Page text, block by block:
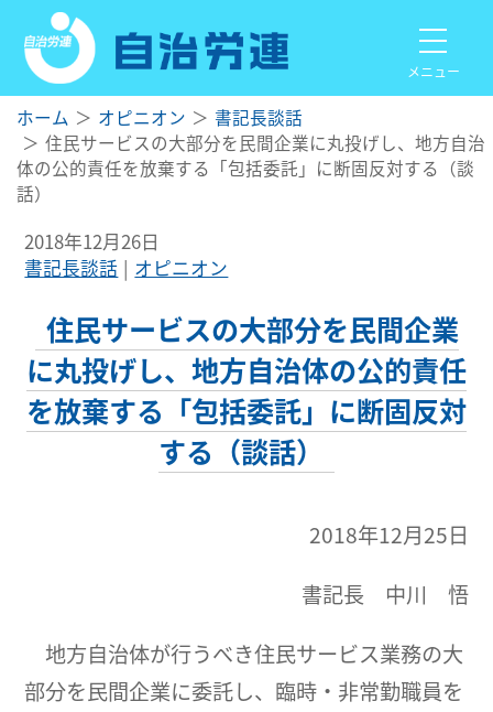
メニュー
ホーム オピニオン
書記長談話
住民サービスの大部分を民間企業に丸投げし、地方自治
体の公的責任を放棄する「包括委託」に断固反対する（談
話）
2018年12月26日
書記長談話
オピニオン
住民サービスの大部分を民間企業
に丸投げし、地方自治体の公的責任
を放棄する「包括委託」に断固反対
する（談話）
2018年12月25日
書記長 中川 悟
地方自治体が行うべき住民サービス業務の大
部分を民間企業に委託し、臨時・非常勤職員を